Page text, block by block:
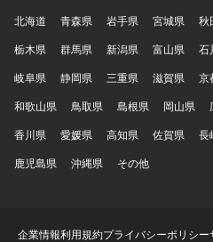
北海道
青森県 岩手県 宮城県 秋
栃木県
群馬県 新潟県 富山県 石
岐阜県
静岡県 三重県 滋賀県 京
和歌山県
鳥取県 島根県 岡山県
香川県
愛媛県 高知県 佐賀県 長
鹿児島県
沖縄県 その他
企業情報利用規約プライバシーポリシー